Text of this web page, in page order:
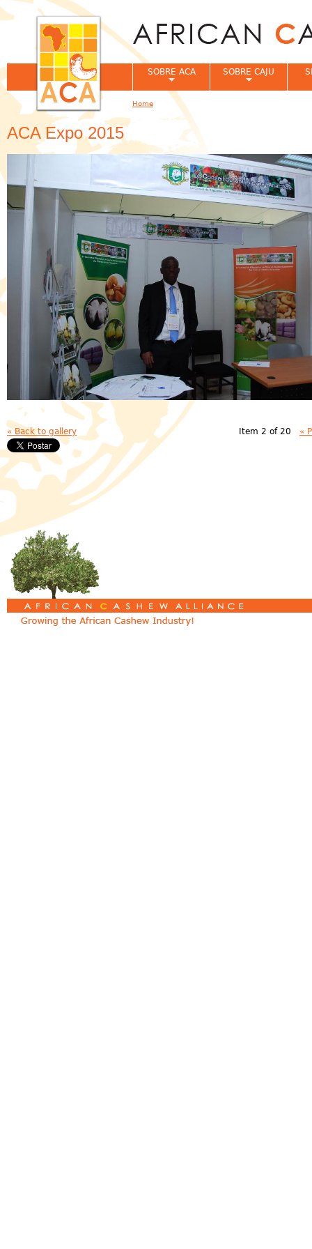
ACA Expo 2015
« Back to gallery Item 2 of 20 «
SOBRE ACA SOBRE CAJU
You are here
Home